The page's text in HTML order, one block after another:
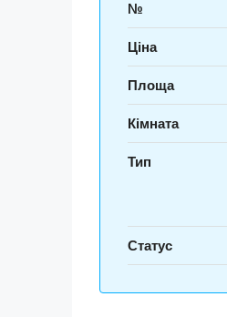
№
Ціна
Площа
Кімната
Тип
Статус